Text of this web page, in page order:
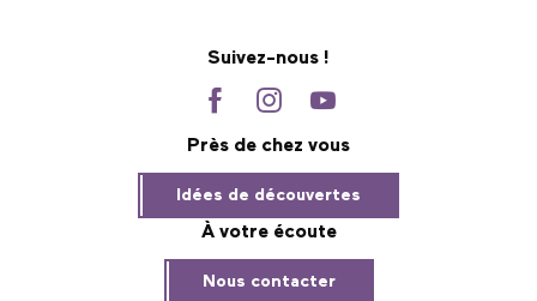
Suivez-nous !
Près de chez vous
Idées de découvertes
À votre écoute
Nous contacter